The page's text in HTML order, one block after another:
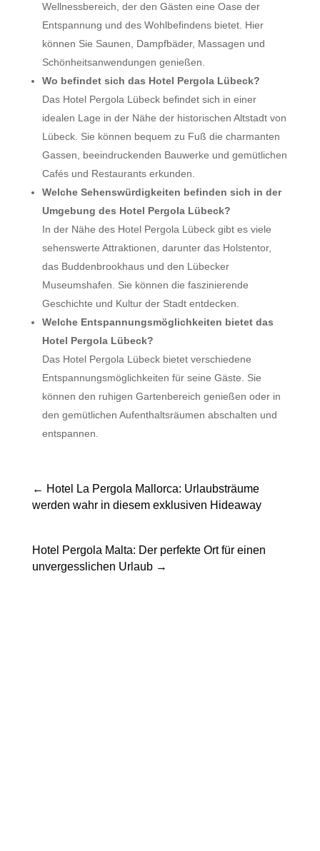
Wellnessbereich, der den Gästen eine Oase der
Entspannung und des Wohlbefindens bietet. Hier
können Sie Saunen, Dampfbäder, Massagen und
Schönheitsanwendungen genießen.
Wo befindet sich das Hotel Pergola Lübeck?
Das Hotel Pergola Lübeck befindet sich in einer
idealen Lage in der Nähe der historischen Altstadt von
Lübeck. Sie können bequem zu Fuß die charmanten
Gassen, beeindruckenden Bauwerke und gemütlichen
Cafés und Restaurants erkunden.
Welche Sehenswürdigkeiten befinden sich in der
Umgebung des Hotel Pergola Lübeck?
In der Nähe des Hotel Pergola Lübeck gibt es viele
sehenswerte Attraktionen, darunter das Holstentor,
das Buddenbrookhaus und den Lübecker
Museumshafen. Sie können die faszinierende
Geschichte und Kultur der Stadt entdecken.
Welche Entspannungsmöglichkeiten bietet das
Hotel Pergola Lübeck?
Das Hotel Pergola Lübeck bietet verschiedene
Entspannungsmöglichkeiten für seine Gäste. Sie
können den ruhigen Gartenbereich genießen oder in
den gemütlichen Aufenthaltsräumen abschalten und
entspannen.
← Hotel La Pergola Mallorca: Urlaubsträume
werden wahr in diesem exklusiven Hideaway
Hotel Pergola Malta: Der perfekte Ort für einen
unvergesslichen Urlaub→